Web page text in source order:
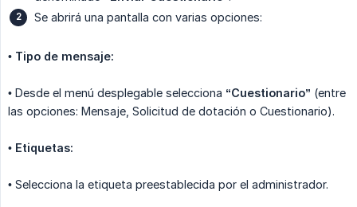
Se abrirá una pantalla con varias opciones:
• Tipo de mensaje:
• Desde el menú desplegable selecciona “Cuestionario” (entre
las opciones: Mensaje, Solicitud de dotación o Cuestionario).
• Etiquetas:
• Selecciona la etiqueta preestablecida por el administrador.